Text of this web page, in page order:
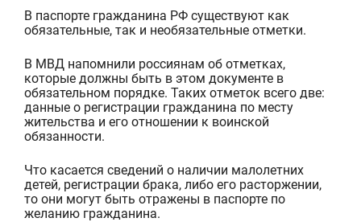
В паспорте гражданина РФ существуют как
обязательные, так и необязательные отметки.
В МВД напомнили россиянам об отметках,
которые должны быть в этом документе в
обязательном порядке. Таких отметок всего две:
данные о регистрации гражданина по месту
жительства и его отношении к воинской
обязанности.
Что касается сведений о наличии малолетних
детей, регистрации брака, либоего расторжении,
то они могут быть отражены в паспорте по
желанию гражданина.